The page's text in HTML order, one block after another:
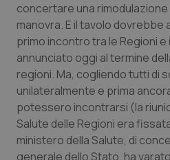
Friuli Venezia Giulia
Lazio
Liguria
Lombardia
Dermatite Atopica
Diabete & glucometri
Disturbi dell’umore
Dolore
concertare una
manovra. E il tavolo dovrebbe
primo incontro tra le Regioni e
annunciato oggi al termine
regioni. Ma, cogliendo tutti di
unilateralmente e prima
potessero incontrarsi (la
Salute delle Regioni era
ministero della Salute, di
generale dello Stato, ha varato